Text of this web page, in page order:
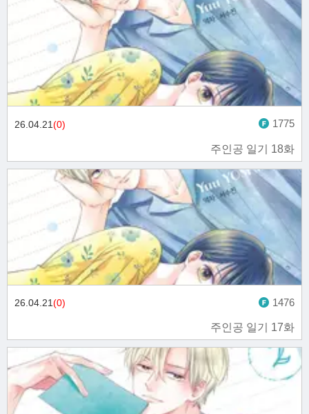
주인공 일기 18화
26.04.21(0) 1775
주인공 일기 17화
26.04.21(0) 1476